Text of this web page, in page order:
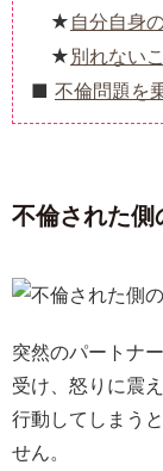
自分自身
別れない
不倫問題を
不倫された側
突然のパートナ
受け、怒りに震
行動してしまう
せん。